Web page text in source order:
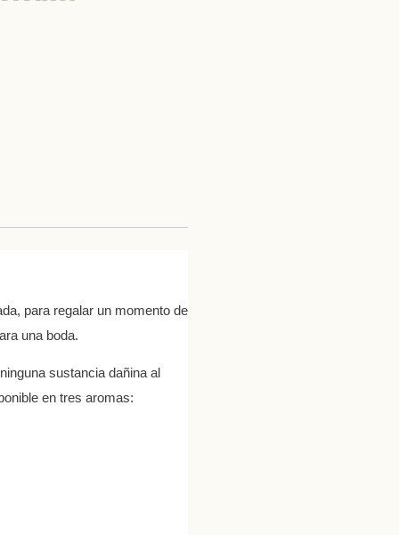
para regalar un momento de
una boda.
sustancia dañina al
en tres aromas: